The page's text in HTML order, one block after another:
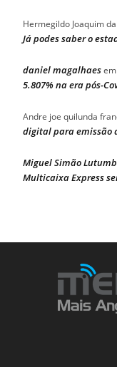
Hermegildo Joaquim
Já podes saber o
daniel magalhaesem
5.807% na era pós-
Andre joe quilunda
digital para emissão
Miguel Simão
Multicaixa Express